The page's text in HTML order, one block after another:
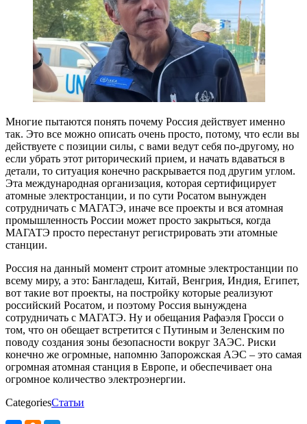
Многие пытаются понять почему Россия действует именно
так. Это все можно описать очень просто, потому, что если вы
действуете с позиции силы, с вами ведут себя по-другому, но
если убрать этот риторический прием, и начать вдаваться в
детали, то ситуация конечно раскрывается под другим углом.
Эта международная организация, которая сертифицирует
атомные электростанции, и по сути Росатом вынужден
сотрудничать с МАГАТЭ, иначе все проекты и вся атомная
промышленность России может просто закрыться, когда
МАГАТЭ просто перестанут регистрировать эти атомные
станции.
Россия на данный момент строит атомные электростанции по
всему миру, а это: Бангладеш, Китай, Венгрия, Индия, Египет,
вот такие вот проекты, на постройку которые реализуют
российский Росатом, и поэтому Россия вынуждена
сотрудничать с МАГАТЭ. Ну и обещания Рафаэля Гросси о
том, что он обещает встретится с Путиным и Зеленским по
поводу создания зоны безопасности вокруг ЗАЭС. Риски
конечно же огромные, напомню Запорожская АЭС – это самая
огромная атомная станция в Европе, и обеспечивает она
огромное количество электроэнергии.
CategoriesСтатьи